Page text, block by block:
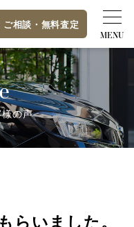
ご相談 ・ 無料査定
様の声
らいました。